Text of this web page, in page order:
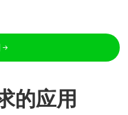
的应用